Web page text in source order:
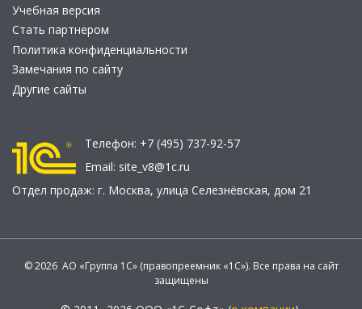
Учебная версия
Стать партнером
Политика конфиденциальности
Замечания по сайту
Другие сайты
Телефон: +7 (495) 737-92-57
Email: site_v8@1c.ru
Отдел продаж: г. Москва, улица Селезнёвская, дом 21
© 2026 АО «Группа 1С» (правопреемник «1С»). Все права на сайт
защищены